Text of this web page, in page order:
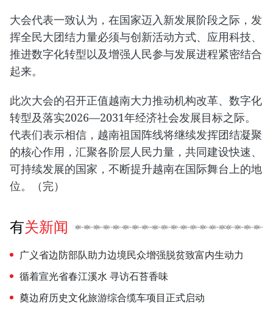
大会代表一致认为，在国家迈入新发展阶段之际，发
挥全民大团结力量必须与创新活动方式、应用科技、
推进数字化转型以及增强人民参与发展进程紧密结合
起来。
此次大会的召开正值越南大力推动机构改革、数字化
转型及落实2026—2031年经济社会发展目标之际。
代表们表示相信，越南祖国阵线将继续发挥团结凝聚
的核心作用，汇聚各阶层人民力量，共同建设快速、
可持续发展的国家，不断提升越南在国际舞台上的地
位。（完）
有关新闻
广义省边防部队助力边境民众增强脱贫致富内生动力
循着宣光省春江溪水 寻访石苔香味
奠边府历史文化旅游综合缆车项目正式启动